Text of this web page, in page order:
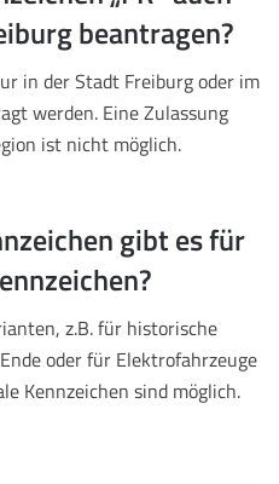
beantragen?
in der Stadt Freiburg oder im
werden. Eine Zulassung
ist nicht möglich.
gibt es für
z.B. für historische
oder für Elektrofahrzeuge
Kennzeichen sind möglich.